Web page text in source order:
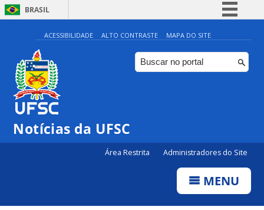
BRASIL
Simplifique!
Comunica BR
Participe
ACESSIBILIDADE ALTO CONTRASTE MAPA DO SITE
Notícias da UFSC
Área Restrita Administradores do Site
MENU